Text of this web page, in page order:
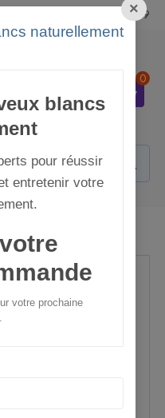
+37793256849
0
×
naturellement
blancs
pour réussir
entretenir votre
votre prochaine